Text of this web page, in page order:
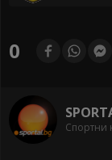
0
Спортни